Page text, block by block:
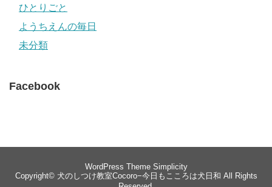
ひとりごと
ようちえんの毎日
未分類
Facebook
WordPress Theme Simplicity
Copyright© 犬のしつけ教室Cocoro−今日もこころは犬日和 All Rights